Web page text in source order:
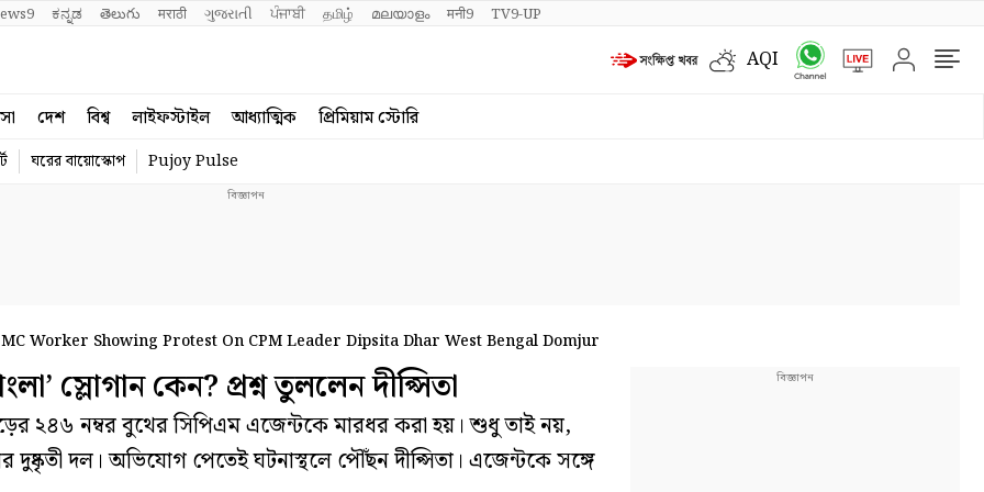
ಕನ್ನಡ తెలుగు मराठी ગુજરાતી ਪੰਜਾਬੀ தமிழ் മലയാളം मनी9 TV9-UP
AQI
দেশ বিশ্ব লাইফস্টাইল আধ্যাত্মিক প্রিমিয়াম স্টোরি
ঘরের বায়োস্কোপ Pujoy Pulse
Worker Showing Protest On CPM Leader Dipsita Dhar West Bengal Domjur
স্লোগান কেন? প্রশ্ন তুললেন দীপ্সিতা
২৪৬ নম্বর বুথের সিপিএম এজেন্টকে মারধর করা হয়। শুধু তাই নয়,
দল। অভিযোগ পেতেই ঘটনাস্থলে পৌঁছন দীপ্সিতা। এজেন্টকে সঙ্গে